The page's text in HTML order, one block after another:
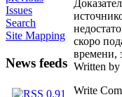
Issues
Search
Site Mapping
News feeds
скоро
времени,
Written by
Write